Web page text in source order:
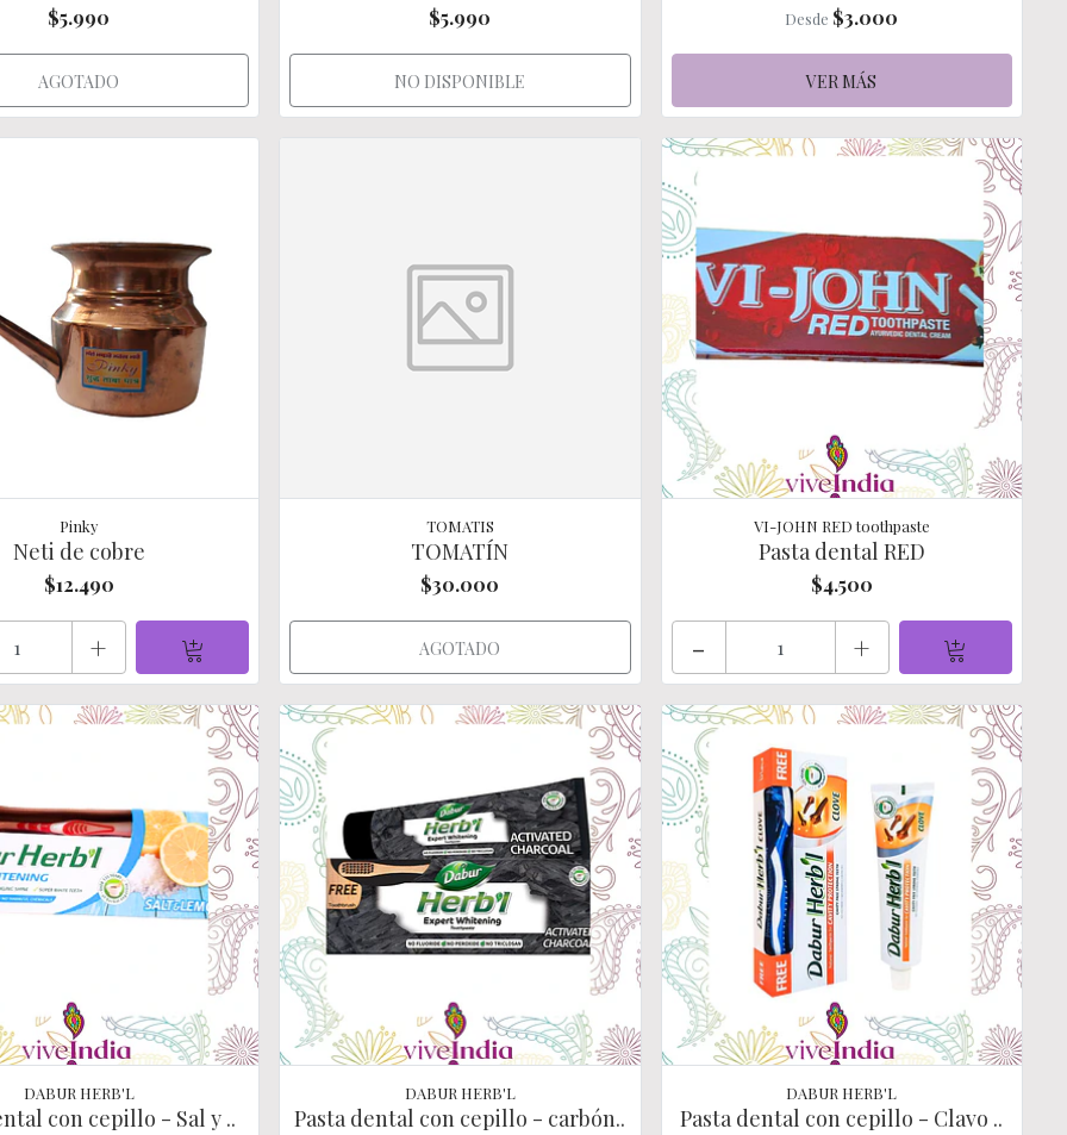
$5.990
AGOTADO
$5.990
NO DISPONIBLE
Desde $3.000
VER MÁS
Pinky
Neti de cobre
$12.490
+
TOMATIS
TOMATÍN
$30.000
AGOTADO
VI-JOHN RED toothpaste
Pasta dental RED
$4.500
- +
DABUR HERB'L
con cepillo - Sal y ..
DABUR HERB'L
Pasta dental con cepillo - carbón..
DABUR HERB'L
Pasta dental con cepillo - Clavo ..